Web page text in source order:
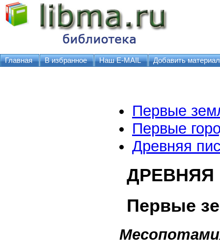
Главная В избранное Наш E-MAIL Добавить материал
Первые
Первые
Древняя
ДРЕВНЯЯ
Первые